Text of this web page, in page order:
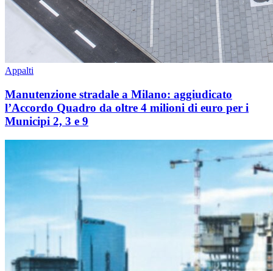
Appalti
Manutenzione stradale a Milano: aggiudicato
l’Accordo Quadro da oltre 4 milioni di euro per i
Municipi 2, 3 e 9